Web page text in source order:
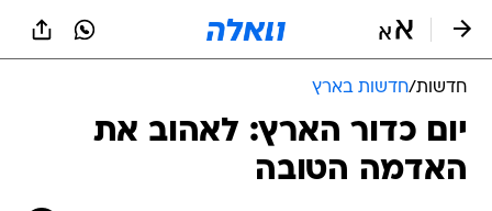
חדשות/חדשות בארץ
יום כדור הארץ: לאהוב את
האדמה הטובה